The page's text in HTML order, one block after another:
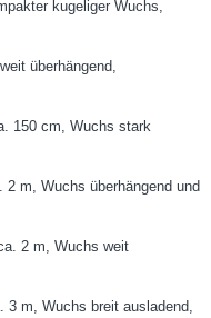
kugeliger Wuchs,
überhängend,
150 cm, Wuchs stark
m, Wuchs überhängend und
2 m, Wuchs weit
3 m, Wuchs breit ausladend,